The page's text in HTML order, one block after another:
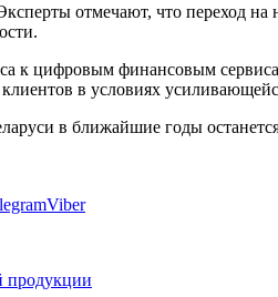
отмечают, что переход
к цифровым финансовым
в условиях
в ближайшие годы
Viber
продукции